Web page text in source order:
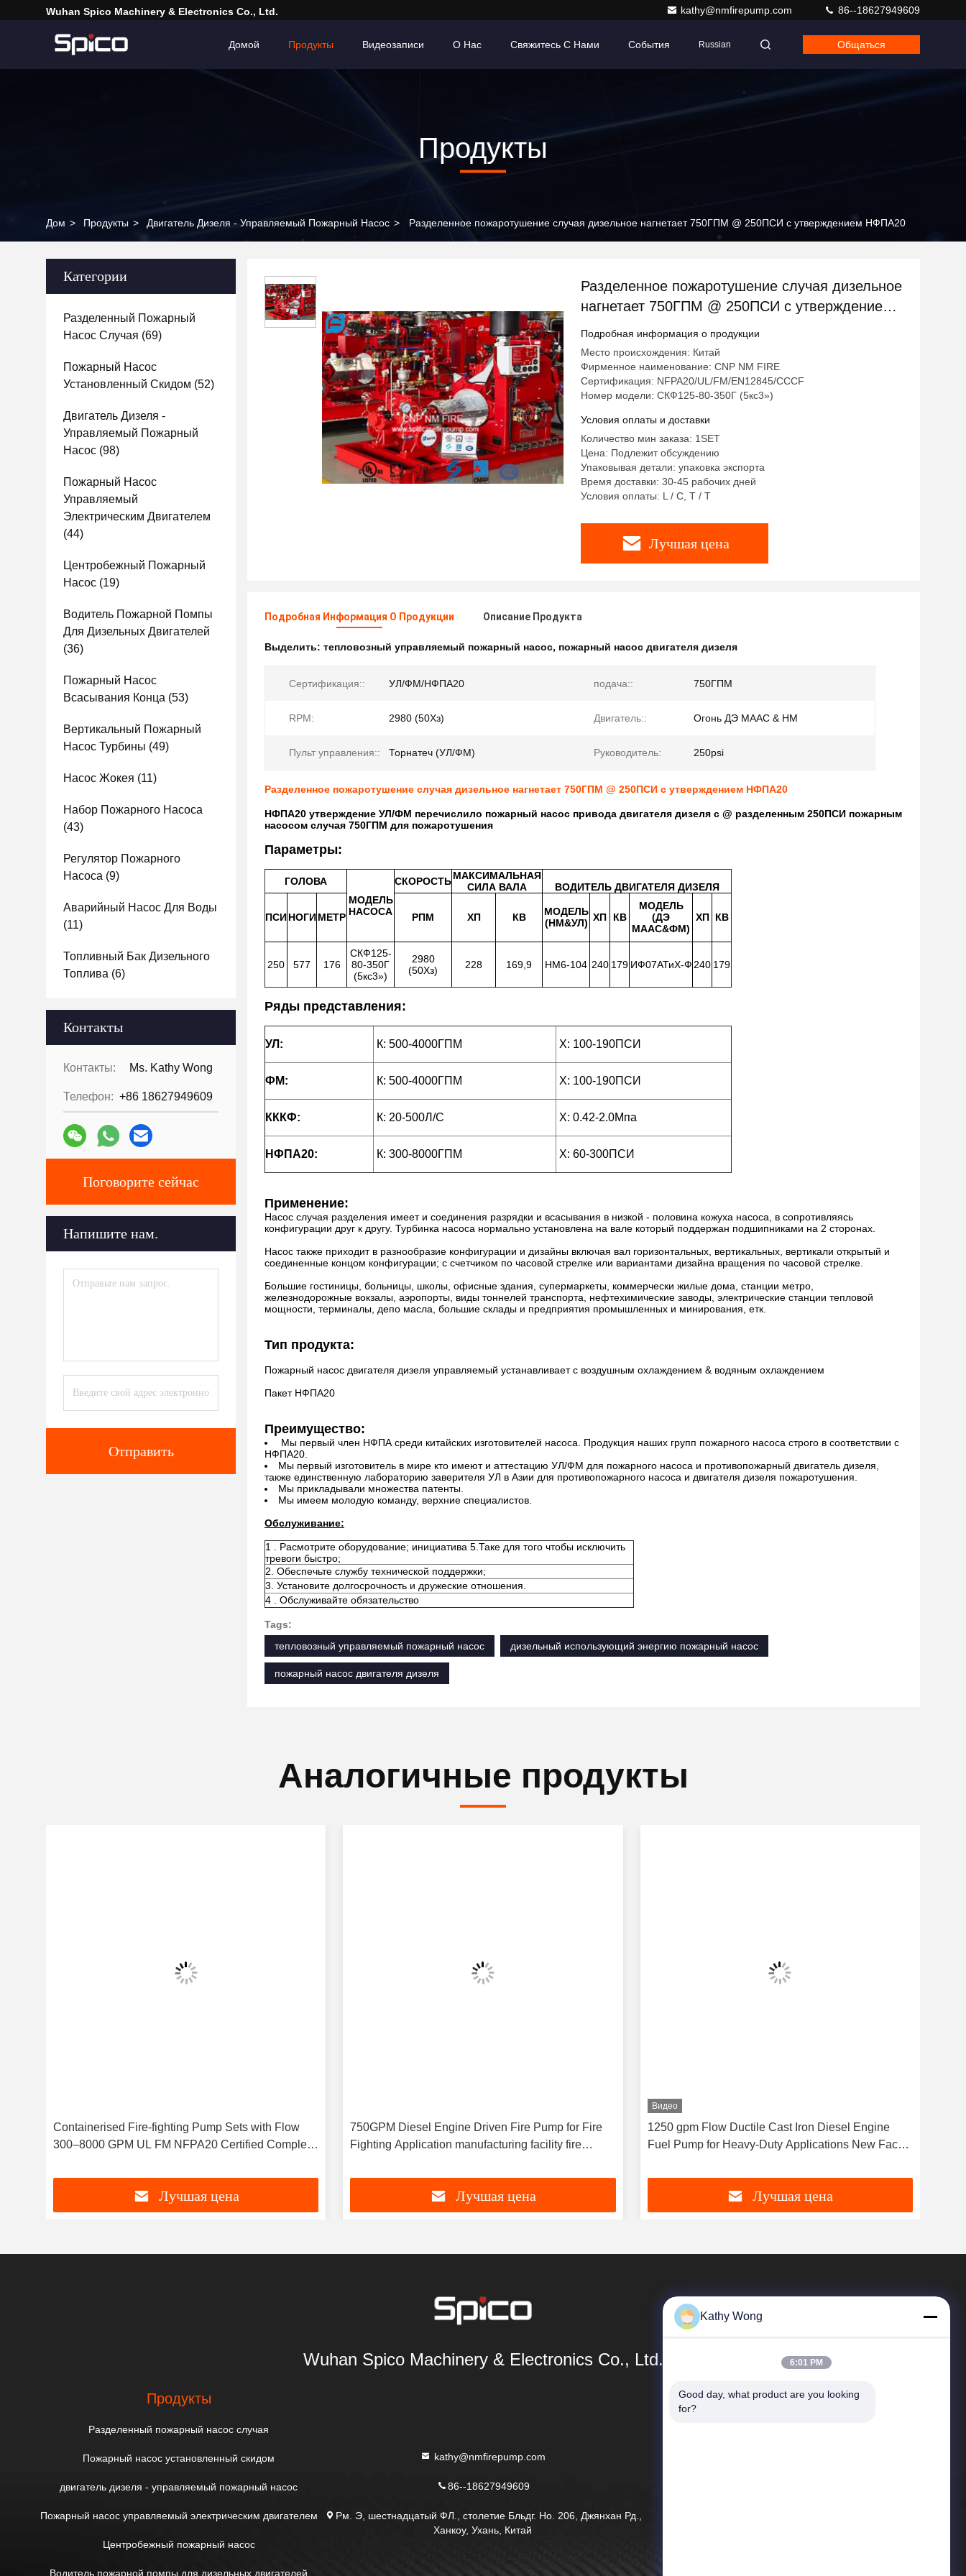
Wuhan Spico Machinery & Electronics Co., Ltd. kathy@nmfirepump.com 86--18627949609
Домой Продукты Видеозаписи О Нас Свяжитесь С Нами События Russian Общаться
Продукты
Дом > Продукты > Двигатель Дизеля - Управляемый Пожарный Насос > Разделенное пожаротушение случая дизельное нагнетает 750ГПМ @ 250ПСИ с утверждением НФПА20
Категории
Разделенный Пожарный
Насос Случая (69)
Пожарный Насос
Установленный Скидом (52)
Двигатель Дизеля -
Управляемый Пожарный
Насос (98)
Пожарный Насос
Управляемый
Электрическим Двигателем
(44)
Центробежный Пожарный
Насос (19)
Водитель Пожарной Помпы
Для Дизельных Двигателей
(36)
Пожарный Насос
Всасывания Конца (53)
Вертикальный Пожарный
Насос Турбины (49)
Насос Жокея (11)
Набор Пожарного Насоса
(43)
Регулятор Пожарного
Насоса (9)
Аварийный Насос Для Воды
(11)
Топливный Бак Дизельного
Топлива (6)
Контакты
Контакты: Ms. Kathy Wong
Телефон: +86 18627949609
Поговорите сейчас
Напишите нам.
Отправить
Разделенное пожаротушение случая дизельное
нагнетает 750ГПМ @ 250ПСИ с утверждением
НФПА20
Подробная информация о продукции
Место происхождения: Китай
Фирменное наименование: CNP NM FIRE
Сертификация: NFPA20/UL/FM/EN12845/CCCF
Номер модели: СКФ125-80-350Г (5кс3»)
Условия оплаты и доставки
Количество мин заказа: 1SET
Цена: Подлежит обсуждению
Упаковывая детали: упаковка экспорта
Время доставки: 30-45 рабочих дней
Условия оплаты: L / C, T / T
Лучшая цена
Подробная Информация О Продукции Описание Продукта
Выделить: тепловозный управляемый пожарный насос, пожарный насос двигателя дизеля
Сертификация:: УЛ/ФМ/НФПА20 подача:: 750ГПМ
RPM: 2980 (50Хз) Двигатель:: Огонь ДЭ МААС & НМ
Пульт управления:: Торнатеч (УЛ/ФМ) Руководитель: 250psi
Разделенное пожаротушение случая дизельное нагнетает 750ГПМ @ 250ПСИ с утверждением НФПА20
НФПА20 утверждение УЛ/ФМ перечислило пожарный насос привода двигателя дизеля с @ разделенным 250ПСИ пожарным
насосом случая 750ГПМ для пожаротушения
Параметры:
ГОЛОВА
МОДЕЛЬ
НАСОСА
СКОРОСТЬМАКСИМАЛЬНАЯ
СИЛА ВАЛА
ВОДИТЕЛЬ ДВИГАТЕЛЯ ДИЗЕЛЯ
ПСИНОГИ МЕТР РПМ ХП КВ
МОДЕЛЬ
(НМ&УЛ) ХП КВ
МОДЕЛЬ
(ДЭ
МААС&ФМ)
ХП КВ
250 577 176
СКФ125-
80-350Г
(5кс3»)
2980
(50Хз)
228 169,9 НМ6-104 240 179 ИФ07АТиХ-Ф 240 179
Ряды представления:
УЛ: К: 500-4000ГПМ Х: 100-190ПСИ
ФМ: К: 500-4000ГПМ Х: 100-190ПСИ
КККФ: К: 20-500Л/С Х: 0.42-2.0Мпа
НФПА20: К: 300-8000ГПМ Х: 60-300ПСИ
Применение:
Насос случая разделения имеет и соединения разрядки и всасывания в низкой - половина кожуха насоса, в сопротивляясь
конфигурации друг к другу. Турбинка насоса нормально установлена на вале который поддержан подшипниками на 2 сторонах.
Насос также приходит в разнообразие конфигурации и дизайны включая вал горизонтальных, вертикальных, вертикали открытый и
соединенные концом конфигурации; с счетчиком по часовой стрелке или вариантами дизайна вращения по часовой стрелке.
Большие гостиницы, больницы, школы, офисные здания, супермаркеты, коммерчески жилые дома, станции метро,
железнодорожные вокзалы, аэропорты, виды тоннелей транспорта, нефтехимические заводы, электрические станции тепловой
мощности, терминалы, депо масла, большие склады и предприятия промышленных и минирования, етк.
Тип продукта:
Пожарный насос двигателя дизеля управляемый устанавливает с воздушным охлаждением & водяным охлаждением
Пакет НФПА20
Преимущество:
Мы первый член НФПА среди китайских изготовителей насоса. Продукция наших групп пожарного насоса строго в соответствии с
НФПА20.
Мы первый изготовитель в мире кто имеют и аттестацию УЛ/ФМ для пожарного насоса и противопожарный двигатель дизеля,
также единственную лабораторию заверителя УЛ в Азии для противопожарного насоса и двигателя дизеля пожаротушения.
Мы прикладывали множества патенты.
Мы имеем молодую команду, верхние специалистов.
Обслуживание:
1 . Расмотрите оборудование; инициатива 5.Таке для того чтобы исключить
тревоги быстро;
2. Обеспечьте службу технической поддержки;
3. Установите долгосрочность и дружеские отношения.
4 . Обслуживайте обязательство
Tags:
тепловозный управляемый пожарный насос
дизельный использующий энергию пожарный насос
пожарный насос двигателя дизеля
Аналогичные продукты
Containerised Fire-fighting Pump Sets with Flow
300–8000 GPM UL FM NFPA20 Certified Complete
Лучшая цена
750GPM Diesel Engine Driven Fire Pump for Fire
Fighting Application manufacturing facility fire
Лучшая цена
Видео
1250 gpm Flow Ductile Cast Iron Diesel Engine
Fuel Pump for Heavy-Duty Applications New Face
Лучшая цена
Wuhan Spico Machinery & Electronics Co., Ltd.
Продукты
Разделенный пожарный насос случая
Пожарный насос установленный скидом
двигатель дизеля - управляемый пожарный насос
Пожарный насос управляемый электрическим двигателем
Центробежный пожарный насос
Водитель пожарной помпы для дизельных двигателей
kathy@nmfirepump.com
86--18627949609
Рм. Э, шестнадцатый ФЛ., столетие Бльдг. Но. 206, Джянхан Рд.,
Ханкоу, Ухань, Китай
Быстрые Ссылки
Kathy Wong
6:01 PM
Good day, what product are you looking
for?